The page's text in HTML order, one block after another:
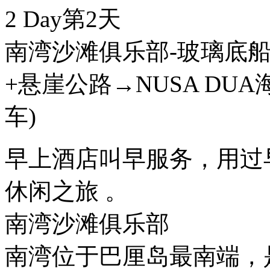
2 Day第2天
南湾沙滩俱乐部-玻璃底
+悬崖公路→NUSA DUA
车)
早上酒店叫早服务，用
休闲之旅 。
南湾沙滩俱乐部
南湾位于巴厘岛最南端